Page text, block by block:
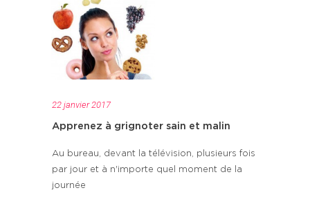
22 janvier 2017
Apprenez à grignoter sain et malin
Au bureau, devant la télévision, plusieurs fois
par jour et à n'importe quel moment de la
journée